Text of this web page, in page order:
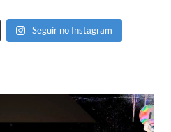
Seguir no Instagram